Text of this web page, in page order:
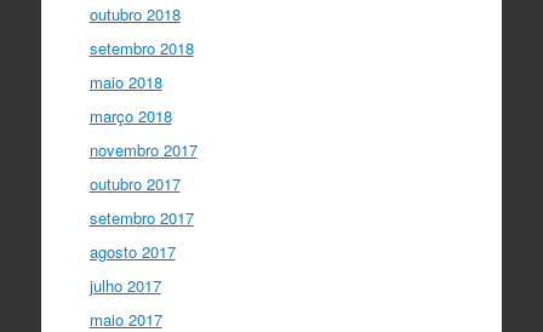
outubro 2018
setembro 2018
maio 2018
março 2018
novembro 2017
outubro 2017
setembro 2017
agosto 2017
julho 2017
maio 2017